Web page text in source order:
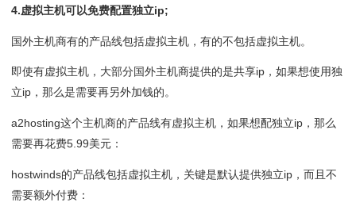
4.虚拟主机可以免费配置独立ip;
国外主机商有的产品线包括虚拟主机，有的不包括虚拟主机。
即使有虚拟主机，大部分国外主机商提供的是共享ip，如果想使用独
立ip，那么是需要再另外加钱的。
a2hosting这个主机商的产品线有虚拟主机，如果想配独立ip，那么
需要再花费5.99美元：
hostwinds的产品线包括虚拟主机，关键是默认提供独立ip，而且不
需要额外付费：